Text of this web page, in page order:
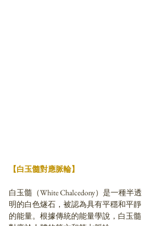
【白玉髓對應脈輪】
白玉髓（White Chalcedony）是一種半透
明的白色燧石，被認為具有平穩和平靜
的能量。根據傳統的能量學說，白玉髓